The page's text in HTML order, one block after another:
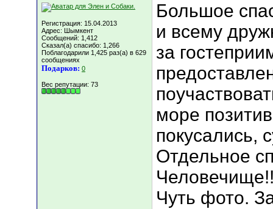
Регистрация: 15.04.2013
Адрес: Шымкент
Сообщений: 1,412
Сказал(а) спасибо: 1,266
Поблагодарили 1,425 раз(а) в 629
сообщениях
Подарков: 0
Вес репутации: 73
Большое
и всему
за
море
покусались,
Отдельное
Чуть фото.